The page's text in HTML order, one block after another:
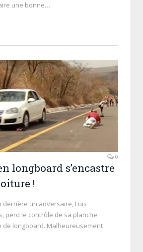
une bonne…
0
longboard s’encastre
!
derrière un adversaire, Luis
perd le contrôle de sa planche
de longboard. Malheureusement